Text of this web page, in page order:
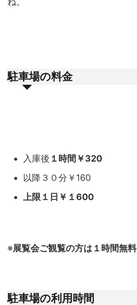
駐車場の料金
入庫後 １時間￥320
以降３０分￥160
上限１日￥１600
※展覧会ご観覧の方は１時間無料
駐車場の利用時間